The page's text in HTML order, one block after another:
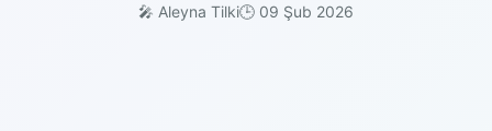
🎤 Aleyna Tilki🕒 09 Şub 2026